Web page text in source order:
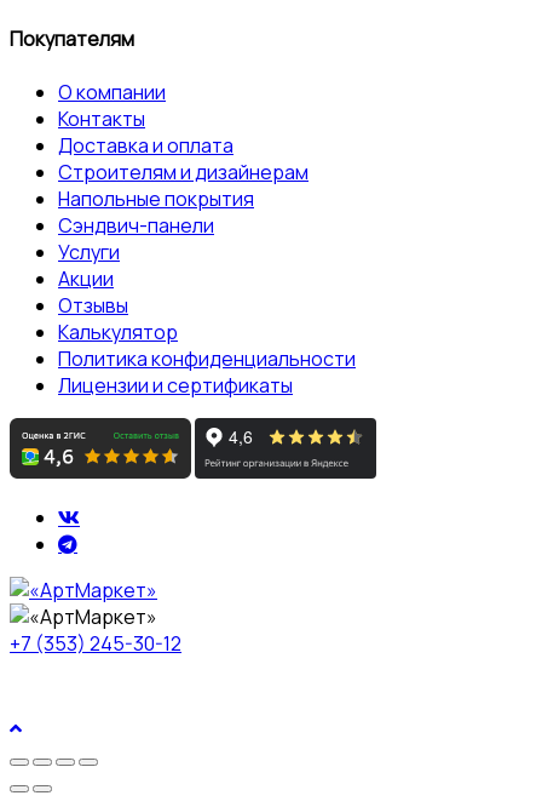
Покупателям
О компании
Контакты
Доставка и оплата
Строителям и дизайнерам
Напольные покрытия
Сэндвич-панели
Услуги
Акции
Отзывы
Калькулятор
Политика конфиденциальности
Лицензии и сертификаты
+7 (353) 245-30-12